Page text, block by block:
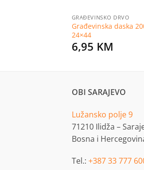
GRAĐEVINSKO DRVO
Građevinska daska
24×44
6,95 KM
OBI SARAJEVO
Lužansko polje 9
71210 Ilidža –
Bosna i
Tel.: +387 33 777